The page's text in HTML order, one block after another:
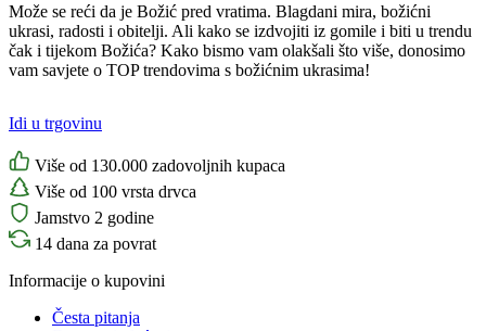
Može se reći da je Božić pred vratima. Blagdani mira, božićni
ukrasi, radosti i obitelji. Ali kako se izdvojiti iz gomile i biti u trendu
čak i tijekom Božića? Kako bismo vam olakšali što više, donosimo
vam savjete o TOP trendovima s božićnim ukrasima!
Idi u trgovinu
Više od 130.000 zadovoljnih kupaca
Više od 100 vrsta drvca
Jamstvo 2 godine
14 dana za povrat
Informacije o kupovini
Česta pitanja